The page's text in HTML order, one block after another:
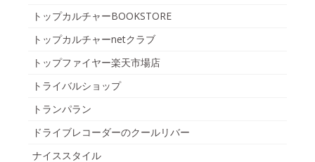
トップカルチャーBOOKSTORE
トップカルチャーnetクラブ
トップファイヤー楽天市場店
トライバルショップ
トランパラン
ドライブレコーダーのクールリバー
ナイススタイル